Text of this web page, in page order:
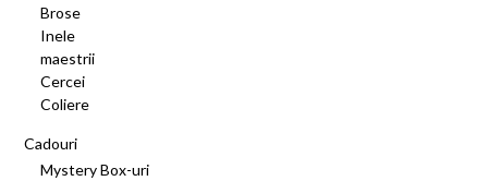
Brose
Inele
maestrii
Cercei
Coliere
Cadouri
Mystery Box-uri